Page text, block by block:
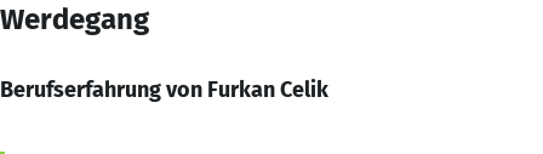
Werdegang
Berufserfahrung von Furkan Celik